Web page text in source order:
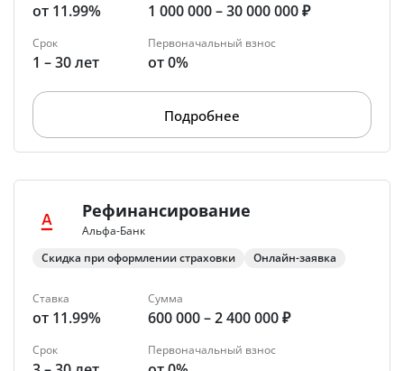
от 11.99% 1 000 000 – 30 000 000 ₽
Срок
1 – 30 лет
Первоначальный взнос
от 0%
Подробнее
Рефинансирование
Альфа-Банк
Скидка при оформлении страховки
Онлайн-заявка
Ставка
от 11.99%
Сумма
600 000 – 2 400 000 ₽
Срок Первоначальный взнос